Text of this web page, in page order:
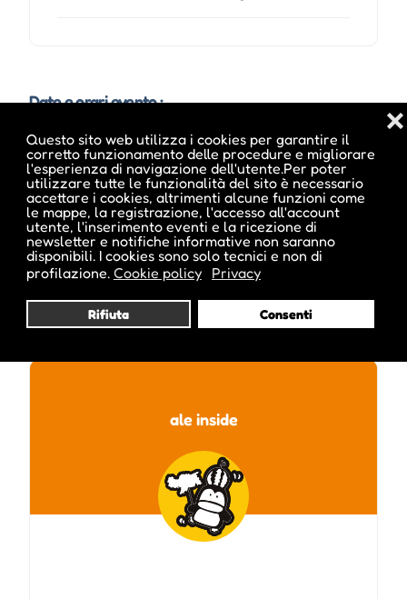
Questo sito web utilizza i cookies per garantire il
corretto funzionamento delle procedure e migliorare
l'esperienza di navigazione dell'utente.Per poter
utilizzare tutte le funzionalità del sito è necessario
accettare i cookies, altrimenti alcune funzioni come
le mappe, la registrazione, l'accesso all'account
utente, l'inserimento eventi e la ricezione di
newsletter e notifiche informative non saranno
disponibili. I cookies sono solo tecnici e non di
profilazione. Cookie policy Privacy
Rifiuta Consenti
❌
Date e orari evento :
L'evento si tiene dal 01 Ago 2013 al 08 Ago 2013
Pubblicato da :
ale inside